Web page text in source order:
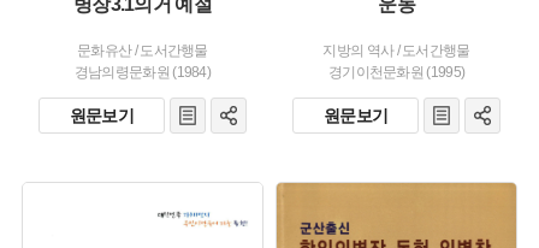
병장3.1의거 예절
문화유산/도서간행물
경남의령문화원 (1984)
원문보기
운동
지방의 역사/도서간행물
경기이천문화원 (1995)
원문보기